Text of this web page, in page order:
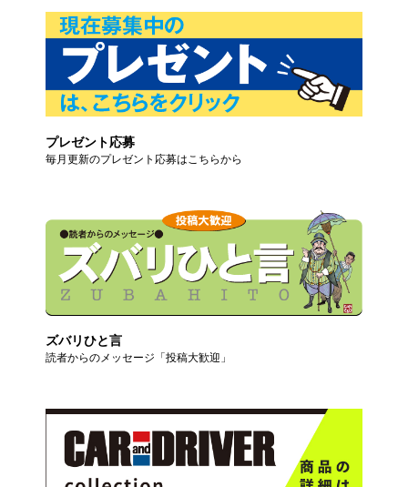
プレゼント応募
毎月更新のプレゼント応募はこちらから
ズバリひと言
読者からのメッセージ「投稿大歓迎」